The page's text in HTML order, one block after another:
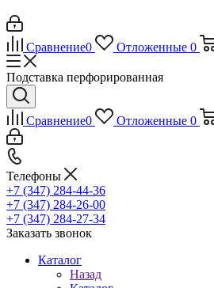
Сравнение0 Отложенные 0
Подставка перфорированная
Сравнение0 Отложенные 0
Телефоны
+7 (347) 284-44-36
+7 (347) 284-26-00
+7 (347) 284-27-34
Заказать звонок
Каталог
Назад